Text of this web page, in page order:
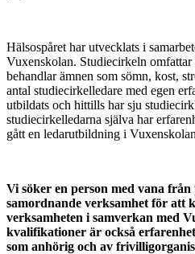
Hälsospåret har utvecklats i
Vuxenskolan. Studiecirkeln
behandlar ämnen som sömn, kost,
antal studiecirkelledare med egen
utbildats och hittills har sju
studiecirkelledarna själva har
gått en ledarutbildning i
Vi söker en person med vana
samordnande verksamhet för att
verksamheten i samverkan med
kvalifikationer är också
som anhörig och av